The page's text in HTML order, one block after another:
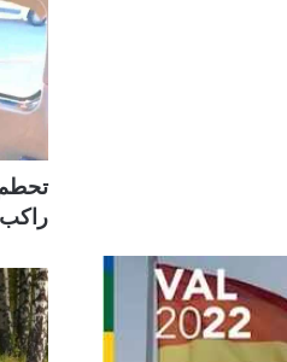
تحطم
راكب